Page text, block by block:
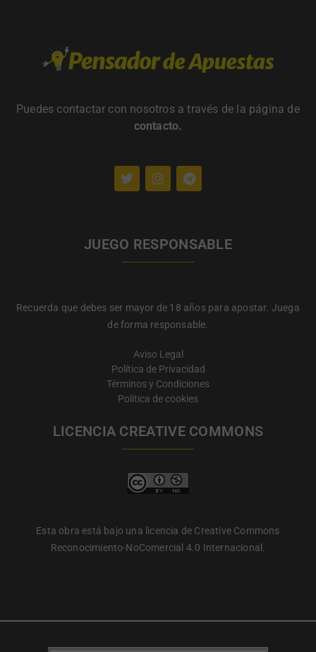
Puedes contactar con nosotros a través de la página de
contacto.
JUEGO RESPONSABLE
Recuerda que debes ser mayor de 18 años para apostar. Juega
de forma responsable.
Aviso Legal
Política de Privacidad
Términos y Condiciones
Política de cookies
LICENCIA CREATIVE COMMONS
Esta obra está bajo una licencia de Creative Commons
Reconocimiento-NoComercial 4.0 Internacional.